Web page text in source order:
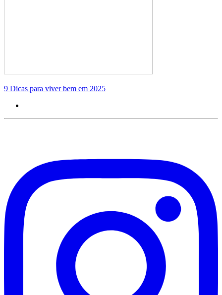
9 Dicas para viver bem em 2025